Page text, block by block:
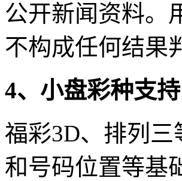
公开新闻资料。
不构成任何结果
4、小盘彩种支
福彩3D、排列
和号码位置等基